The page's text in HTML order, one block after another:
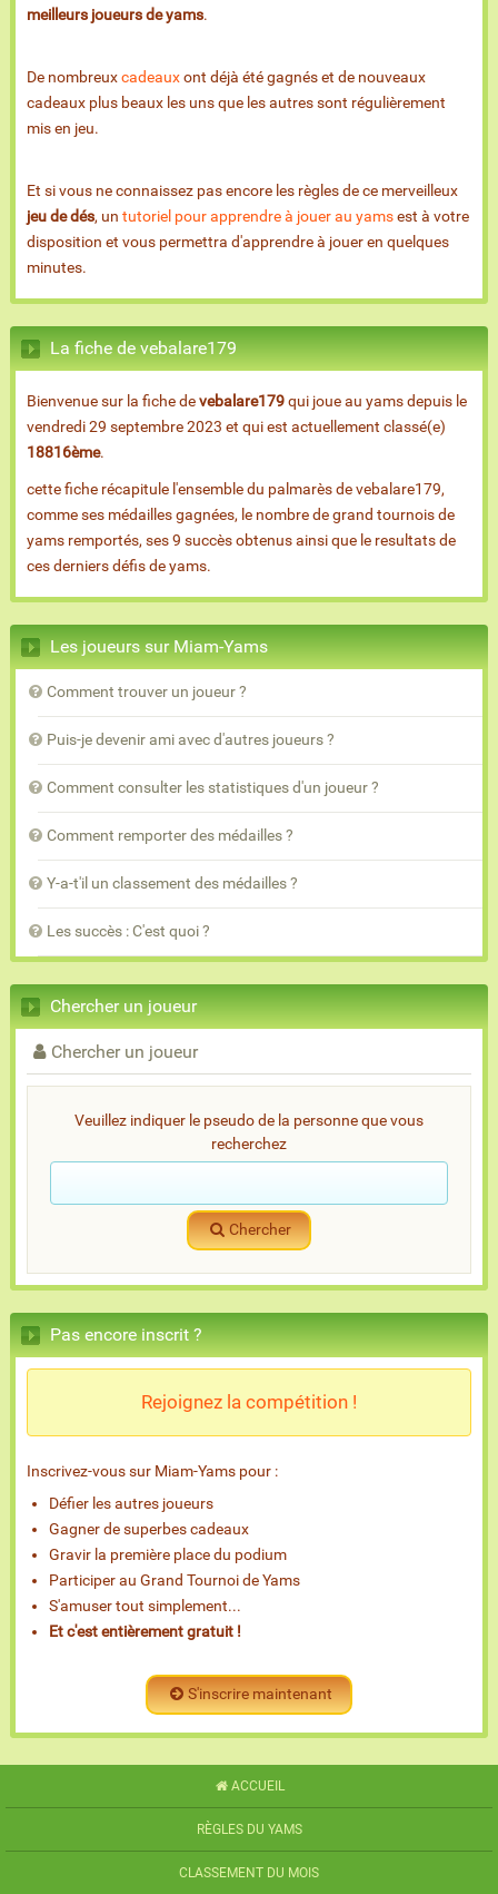
meilleurs joueurs de yams.
De nombreuxcadeauxont déjà été gagnés et de nouveaux
cadeaux plus beaux les uns que les autres sont régulièrement
mis en jeu.
Et si vous ne connaissez pas encore les règles de ce merveilleux
jeu de dés, un tutoriel pour apprendre à jouer au yamsest à votre
disposition et vous permettra d'apprendre à jouer en quelques
minutes.
La fiche de vebalare179
Bienvenue sur la fiche devebalare179qui joue au yams depuis le
vendredi 29 septembre 2023 et qui est actuellement classé(e)
18816ème.
cette fiche récapitule l'ensemble du palmarès de vebalare179,
comme ses médailles gagnées, le nombre de grand tournois de
yams remportés, ses 9 succès obtenus ainsi que le resultats de
ces derniers défis de yams.
Les joueurs sur Miam-Yams
Comment trouver un joueur ?
Puis-je devenir ami avec d'autres joueurs ?
Comment consulter les statistiques d'un joueur ?
Comment remporter des médailles ?
Y-a-t'il un classement des médailles ?
Les succès : C'est quoi ?
Chercher un joueur
Chercher un joueur
Veuillez indiquer le pseudo de la personne que vous
recherchez
Chercher
Pas encore inscrit ?
Rejoignez la compétition !
Inscrivez-vous sur Miam-Yams pour :
Défier les autres joueurs
Gagner de superbes cadeaux
Gravir la première place du podium
Participer au Grand Tournoi de Yams
S'amuser tout simplement...
Et c'est entièrement gratuit !
S'inscrire maintenant
ACCUEIL
RÈGLES DU YAMS
CLASSEMENT DU MOIS